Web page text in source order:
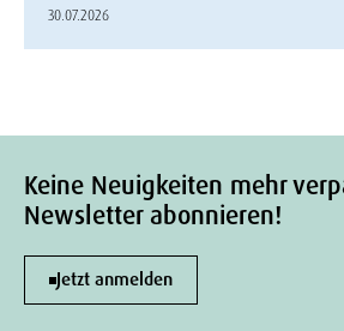
30.07.2026
Keine Neuigkeiten mehr
Newsletter abonnieren!
Jetzt anmelden